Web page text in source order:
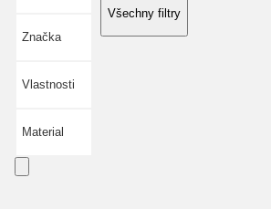
Značka
Vlastnosti
Material
Všechny filtry